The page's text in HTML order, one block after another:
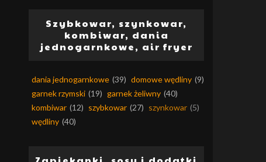
Szybkowar, szynkowar,
kombiwar, dania
jednogarnkowe, air fryer
dania jednogarnkowe (39) domowe wędliny (9)
garnek rzymski (19) garnek żeliwny (40)
kombiwar (12) szybkowar (27) szynkowar (5)
wędliny (40)